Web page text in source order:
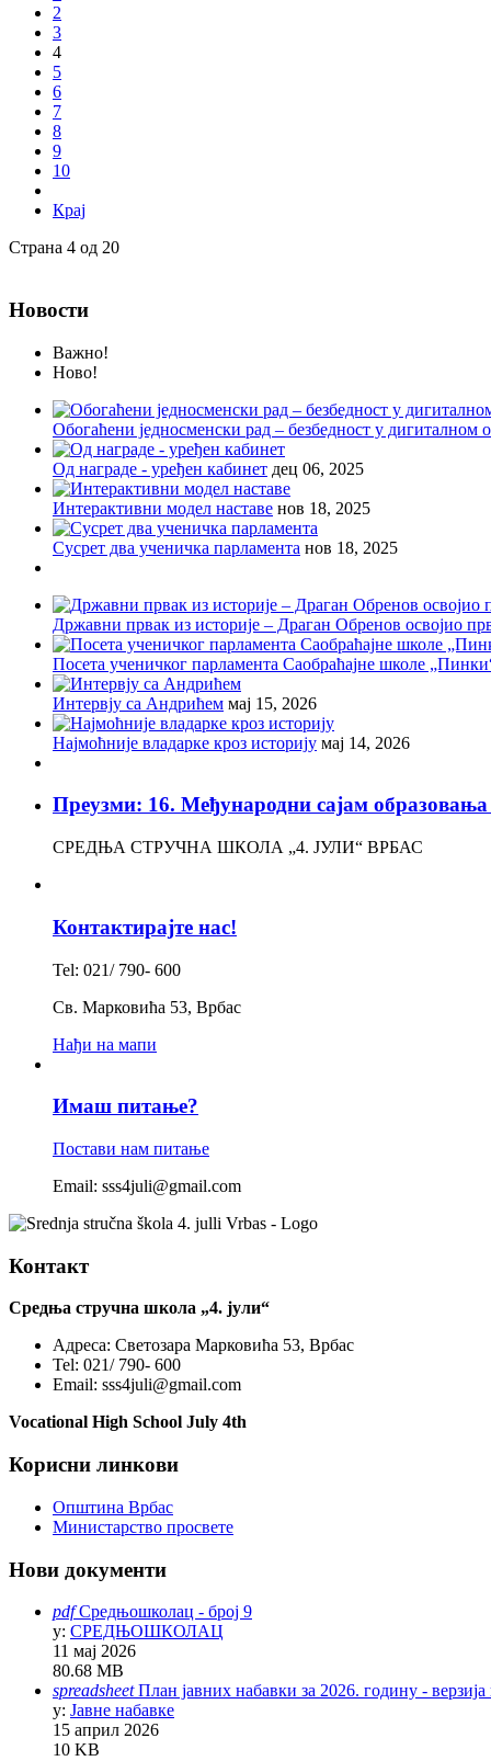
2
3
4
5
6
7
8
9
10
Крај
Страна 4 од 20
Новости
Важно!
Ново!
Обогаћени једносменски рад – безбедност у дигиталном
Од награде - уређен кабинет дец 06, 2025
Интерактивни модел наставе нов 18, 2025
Сусрет два ученичка парламента нов 18, 2025
Државни првак из историје – Драган Обренов освојио
Посета ученичког парламента Саобраћајне школе
Интервју са Андрићем мај 15, 2026
Најмоћније владарке кроз историју мај 14, 2026
Преузми: 16. Међународни сајам
СРЕДЊА СТРУЧНА ШКОЛА „4. ЈУЛИ“ ВРБАС
Контактирајте нас!
Tel: 021/ 790- 600
Св. Марковића 53, Врбас
Нађи на мапи
Имаш питање?
Постави нам питање
Email: sss4juli@gmail.com
Контакт
Средња стручна школа „4. јули“
Адреса: Светозара Марковића 53, Врбас
Tel: 021/ 790- 600
Email: sss4juli@gmail.com
Vocational High School July 4th
Корисни линкови
Општина Врбас
Министарство просвете
Нови документи
pdf Средњошколац - број 9
у: СРЕДЊОШКОЛАЦ
11 мај 2026
80.68 MB
spreadsheet План јавних набавки за 2026. годину - верзија
у: Јавне набавке
15 април 2026
10 KB